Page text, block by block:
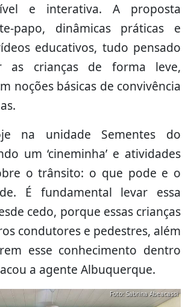
e interativa. A proposta
papo, dinâmicas práticas e
educativos, tudo pensado
as crianças de forma leve,
noções básicas de convivência
na unidade Sementes do
um ‘cineminha’ e atividades
o trânsito: o que pode e o
É fundamental levar essa
cedo, porque essas crianças
condutores e pedestres, além
esse conhecimento dentro
a agente Albuquerque.
Foto: Sabrina Abeacassi